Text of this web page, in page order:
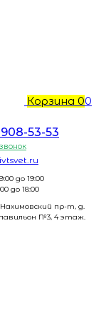
Корзина 00
53-53
до 19:00
до 18:00
Нахимовский пр-т, д.
№3, 4 этаж.